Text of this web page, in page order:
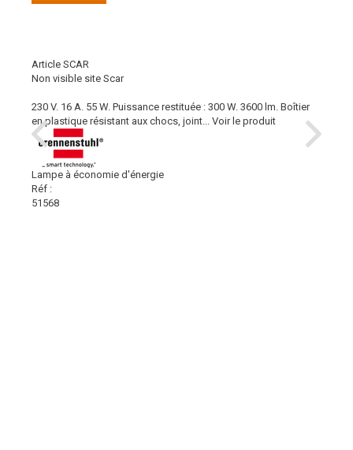
Article SCAR
Non visible site Scar
230 V. 16 A. 55 W. Puissance restituée : 300 W. 3600 lm. Boîtier
en plastique résistant aux chocs, joint...
Voir le produit
Lampe à économie d'énergie
Réf :
51568